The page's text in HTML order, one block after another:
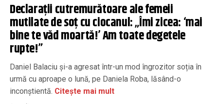
Declarații cutremurătoare ale femeii
mutilate de soț cu ciocanul: „Îmi zicea: ‘mai
bine te văd moartă!’ Am toate degetele
rupte!”
Daniel Balaciu și-a agresat într-un mod îngrozitor soția în
urmă cu aproape o lună, pe Daniela Roba, lăsând-o
inconștientă. Citește mai mult